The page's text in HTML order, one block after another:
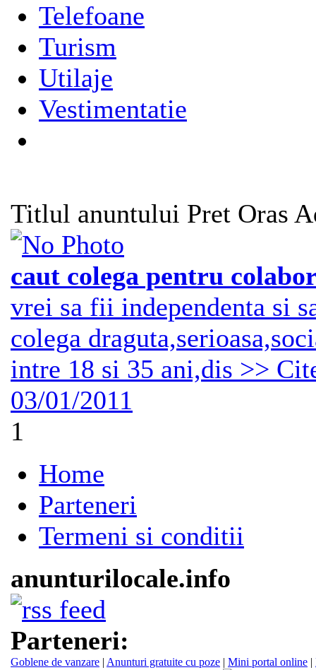
Telefoane
Turism
Utilaje
Vestimentatie
Titlul anuntului Pret Oras
caut colega pentru
vrei sa fii independenta si
colega
intre 18 si 35 ani,dis >>
03/01/2011
1
Home
Parteneri
Termeni si conditii
anunturilocale.info
Parteneri:
Goblene de vanzare | Anunturi gratuite cu poze | Mini portal online |